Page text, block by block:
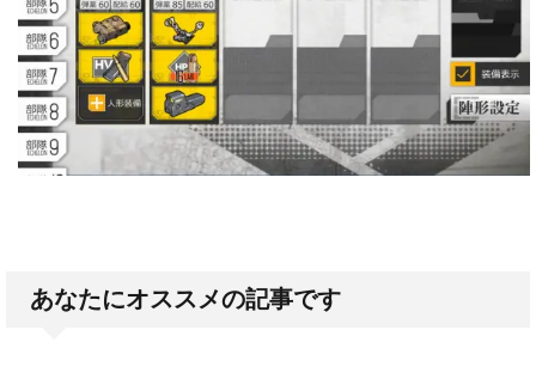
あなたにオススメの記事です